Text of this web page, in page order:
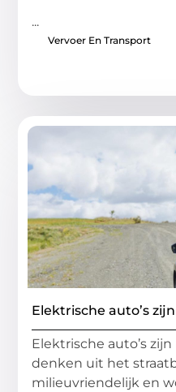
...
Vervoer En Transport
Elektrische auto’s
Elektrische auto’s
denken uit het
milieuvriendelijk en